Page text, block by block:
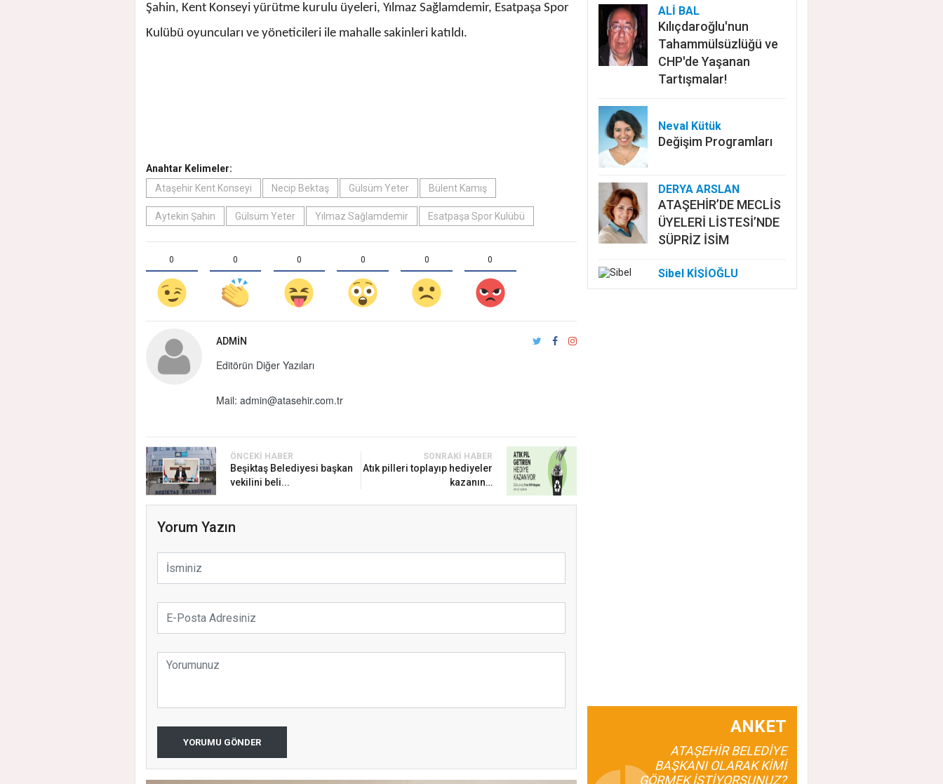
Şahin, Kent Konseyi yürütme kurulu üyeleri, Yılmaz Sağlamdemir, Esatpaşa Spor
Kulübü oyuncuları ve yöneticileri ile mahalle sakinleri katıldı.
Anahtar Kelimeler:
Ataşehir Kent Konseyi
Necip Bektaş Gülsüm Yeter Bülent Kamış
Aytekin Şahin Gülsüm Yeter Yılmaz Sağlamdemir Esatpaşa Spor Kulübü
0 0 0 0 0 0
ADMIN
Editörün Diğer Yazıları
Mail: admin@atasehir.com.tr
ÖNCEKI HABER
Beşiktaş Belediyesi başkan
vekilini beli...
SONRAKI HABER
Atık pilleri toplayıp hediyeler
kazanın…
Yorum Yazın
YORUMU GÖNDER
ALİ BAL
Kılıçdaroğlu'nun
Tahammülsüzlüğü ve
CHP'de Yaşanan
Tartışmalar!
Neval Kütük
Değişim Programları
DERYA ARSLAN
ATAŞEHİR’DE MECLİS
ÜYELERİ LİSTESİ’NDE
SÜPRİZ İSİM
Sibel KİŞİOĞLU
EUROVISION'DA
ANKET
ATAŞEHİR BELEDİYE
BAŞKANI OLARAK KİMİ
GÖRMEK İSTİYORSUNUZ?